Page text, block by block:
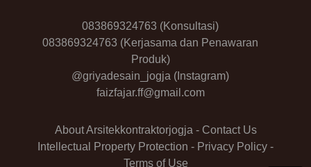
083869324763 (Konsultasi)
083869324763 (Kerjasama dan Penawaran
Produk)
@griyadesain_jogja (Instagram)
faizfajar.ff@gmail.com
About Arsitekkontraktorjogja - Contact Us
Intellectual Property Protection - Privacy Policy -
Terms of Use